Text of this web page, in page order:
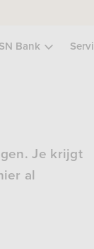
Bank
Je krijgt
al